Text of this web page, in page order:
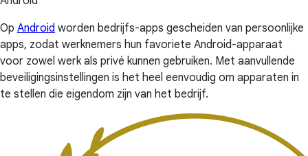
Op Android worden bedrijfs-apps gescheiden van persoonlijke
apps, zodat werknemers hun favoriete Android-apparaat
voor zowel werk als privé kunnen gebruiken. Met aanvullende
beveiligingsinstellingen is het heel eenvoudig om apparaten in
te stellen die eigendom zijn van het bedrijf.